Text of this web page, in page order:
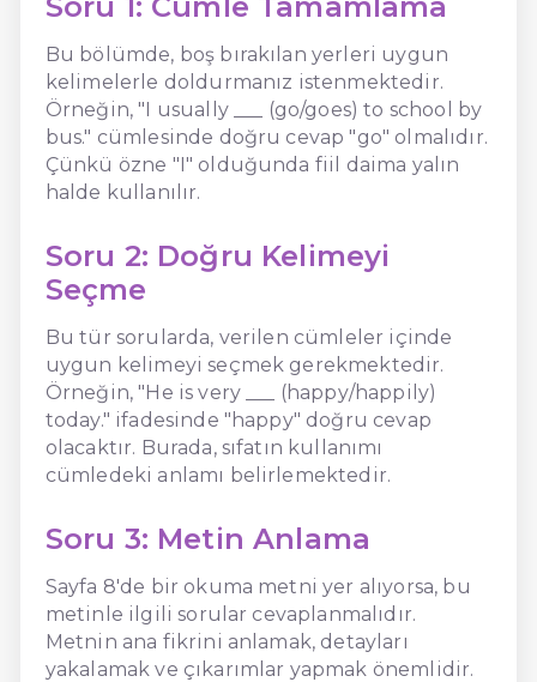
Bu bölümde, boş bırakılan yerleri uygun
kelimelerle doldurmanız istenmektedir.
Örneğin, "I usually ___ (go/goes) to school by
bus." cümlesinde doğru cevap "go" olmalıdır.
Çünkü özne "I" olduğunda fiil daima yalın
halde kullanılır.
Soru 2: Doğru Kelimeyi
Seçme
Bu tür sorularda, verilen cümleler içinde
uygun kelimeyi seçmek gerekmektedir.
Örneğin, "He is very ___ (happy/happily)
today." ifadesinde "happy" doğru cevap
olacaktır. Burada, sıfatın kullanımı
cümledeki anlamı belirlemektedir.
Soru 3: Metin Anlama
Sayfa 8'de bir okuma metni yer alıyorsa, bu
metinle ilgili sorular cevaplanmalıdır.
Metnin ana fikrini anlamak, detayları
yakalamak ve çıkarımlar yapmak önemlidir.